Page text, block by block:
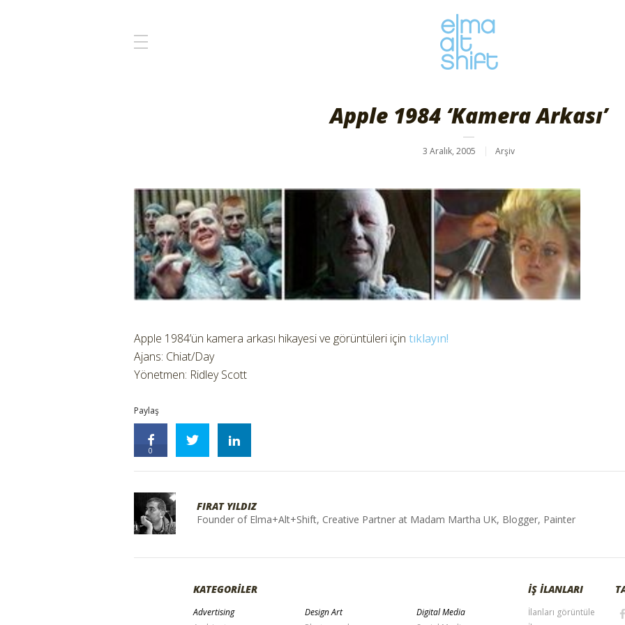
Apple 1984 ‘Kamera Arkası’
3 Aralık, 2005 Arşiv
Apple 1984’ün kamera arkası hikayesi ve görüntüleri için tıklayın!
Ajans: Chiat/Day
Yönetmen: Ridley Scott
Paylaş
0
FIRAT YILDIZ
Founder of Elma+Alt+Shift, Creative Partner at Madam Martha UK, Blogger, Painter
KATEGORİLER
Advertising
Design Art
Digital Media
İŞ İLANLARI
İlanları görüntüle